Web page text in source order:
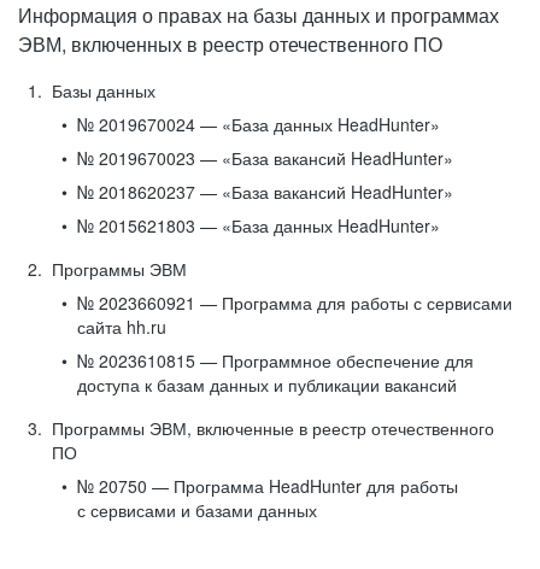
Информация о правах на базы данных и программах
ЭВМ, включенных в реестр отечественного ПО
Базы данных
№ 2019670024 — «База данных HeadHunter»
№ 2019670023 — «База вакансий HeadHunter»
№ 2018620237 — «База вакансий HeadHunter»
№ 2015621803 — «База данных HeadHunter»
Программы ЭВМ
№ 2023660921 — Программа для работы с сервисами
сайта hh.ru
№ 2023610815 — Программное обеспечение для
доступа к базам данных и публикации вакансий
Программы ЭВМ, включенные в реестр отечественного
ПО
№ 20750 — Программа HeadHunter для работы
с сервисами и базами данных